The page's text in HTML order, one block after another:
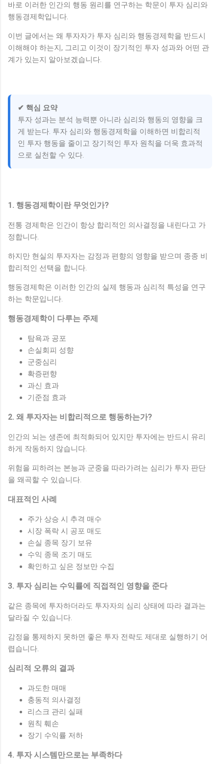
바로 이러한 인간의 행동 원리를 연구하는 학문이 투자 심리와
행동경제학입니다.
이번 글에서는 왜 투자자가 투자 심리와 행동경제학을 반드시
이해해야 하는지, 그리고 이것이 장기적인 투자 성과와 어떤 관
계가 있는지 알아보겠습니다.
✔ 핵심 요약
투자 성과는 분석 능력뿐 아니라 심리와 행동의 영향을 크
게 받는다. 투자 심리와 행동경제학을 이해하면 비합리적
인 투자 행동을 줄이고 장기적인 투자 원칙을 더욱 효과적
으로 실천할 수 있다.
1. 행동경제학이란 무엇인가?
전통 경제학은 인간이 항상 합리적인 의사결정을 내린다고 가
정합니다.
하지만 현실의 투자자는 감정과 편향의 영향을 받으며 종종 비
합리적인 선택을 합니다.
행동경제학은 이러한 인간의 실제 행동과 심리적 특성을 연구
하는 학문입니다.
행동경제학이 다루는 주제
탐욕과 공포
손실회피 성향
군중심리
확증편향
과신 효과
기준점 효과
2. 왜 투자자는 비합리적으로 행동하는가?
인간의 뇌는 생존에 최적화되어 있지만 투자에는 반드시 유리
하게 작동하지 않습니다.
위험을 피하려는 본능과 군중을 따라가려는 심리가 투자 판단
을 왜곡할 수 있습니다.
대표적인 사례
주가 상승 시 추격 매수
시장 폭락 시 공포 매도
손실 종목 장기 보유
수익 종목 조기 매도
확인하고 싶은 정보만 수집
3. 투자 심리는 수익률에 직접적인 영향을 준다
같은 종목에 투자하더라도 투자자의 심리 상태에 따라 결과는
달라질 수 있습니다.
감정을 통제하지 못하면 좋은 투자 전략도 제대로 실행하기 어
렵습니다.
심리적 오류의 결과
과도한 매매
충동적 의사결정
리스크 관리 실패
원칙 훼손
장기 수익률 저하
4. 투자 시스템만으로는 부족하다